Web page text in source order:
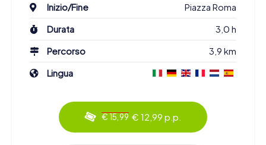
Inizio/Fine
Piazza Roma
Durata
3,0 h
Percorso
3,9 km
Lingua
€ 15,99 € 12,99 p.p.